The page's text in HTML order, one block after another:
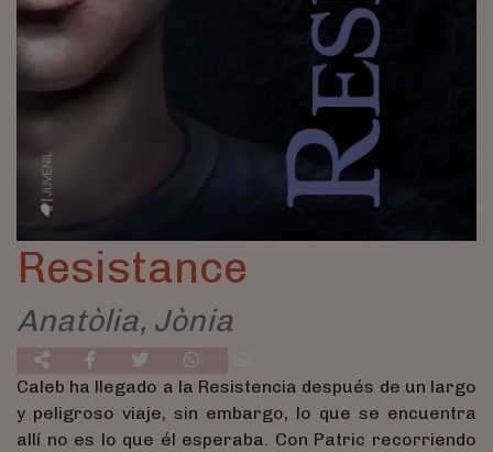
Resistance
Anatòlia, Jònia
Caleb ha llegado a la Resistencia después de un largo
y peligroso viaje, sin embargo, lo que se encuentra
allí no es lo que él esperaba. Con Patric recorriendo